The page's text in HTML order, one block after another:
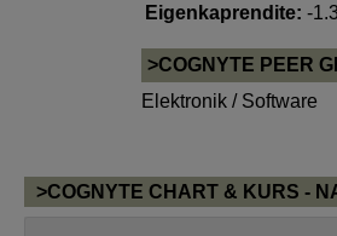
Eigenkaprendite: -
>COGNYTE PEER
Elektronik / Software
>COGNYTE CHART & KURS -